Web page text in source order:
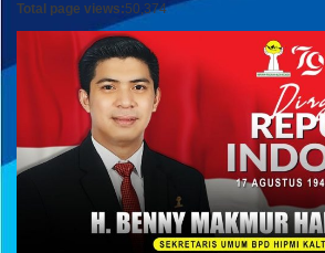
Total page views:50,374